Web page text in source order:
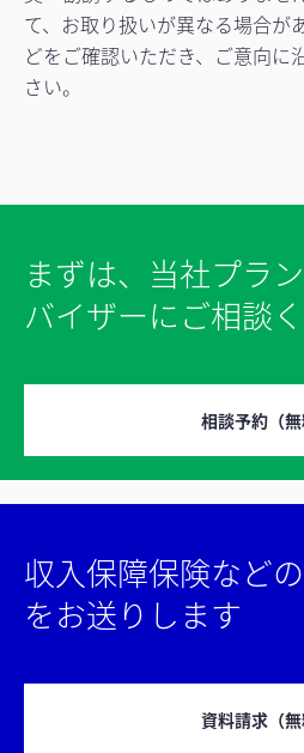
て、お取り扱いが異なる場合が
どをご確認いただき、ご意向に
さい。
まずは、当社プラ
バイザーにご相談
相談予約（無
収入保障保険など
をお送りします
資料請求（無